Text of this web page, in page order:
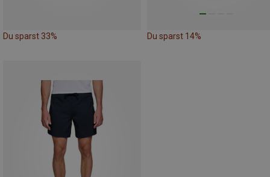
Du sparst 33% Du sparst 14%